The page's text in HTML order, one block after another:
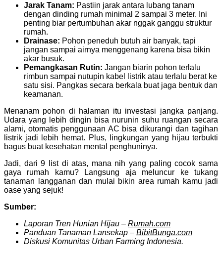
Jarak Tanam: Pastiin jarak antara lubang tanam
dengan dinding rumah minimal 2 sampai 3 meter. Ini
penting biar pertumbuhan akar nggak ganggu struktur
rumah.
Drainase: Pohon peneduh butuh air banyak, tapi
jangan sampai airnya menggenang karena bisa bikin
akar busuk.
Pemangkasan Rutin: Jangan biarin pohon terlalu
rimbun sampai nutupin kabel listrik atau terlalu berat ke
satu sisi. Pangkas secara berkala buat jaga bentuk dan
keamanan.
Menanam pohon di halaman itu investasi jangka panjang.
Udara yang lebih dingin bisa nurunin suhu ruangan secara
alami, otomatis penggunaan AC bisa dikurangi dan tagihan
listrik jadi lebih hemat. Plus, lingkungan yang hijau terbukti
bagus buat kesehatan mental penghuninya.
Jadi, dari 9 list di atas, mana nih yang paling cocok sama
gaya rumah kamu? Langsung aja meluncur ke tukang
tanaman langganan dan mulai bikin area rumah kamu jadi
oase yang sejuk!
Sumber:
Laporan Tren Hunian Hijau – Rumah.com
Panduan Tanaman Lansekap – BibitBunga.com
Diskusi Komunitas Urban Farming Indonesia.